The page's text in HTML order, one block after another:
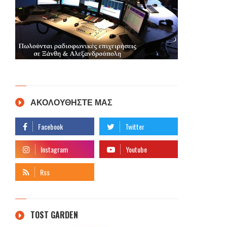
ΑΚΟΛΟΥΘΗΣΤΕ ΜΑΣ
TOST GARDEN